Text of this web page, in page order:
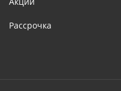
Рассрочка